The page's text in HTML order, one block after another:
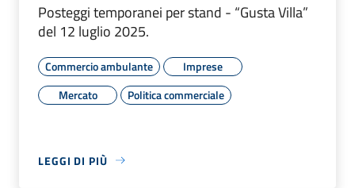
Posteggi temporanei per stand - “Gusta Villa”
del 12 luglio 2025.
Commercio ambulante
Imprese
Mercato
Politica commerciale
LEGGI DI PIÙ